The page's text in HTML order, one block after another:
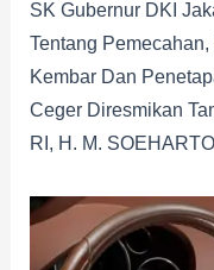
SK Gubernur DKI
Tentang
Kembar Dan
Ceger Diresmikan
RI, H. M.